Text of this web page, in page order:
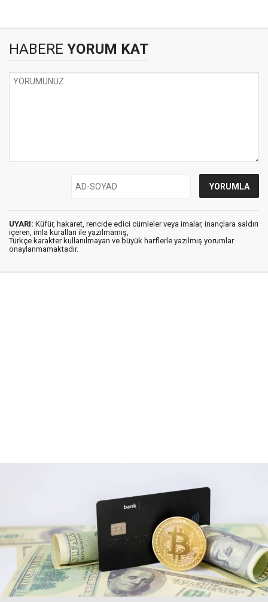
HABERE YORUM KAT
UYARI: Küfür, hakaret, rencide edici cümleler veya imalar, inançlara saldırı
içeren, imla kuralları ile yazılmamış,
Türkçe karakter kullanılmayan ve büyük harflerle yazılmış yorumlar
onaylanmamaktadır.